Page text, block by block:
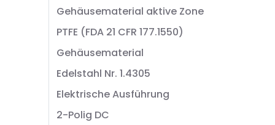
Gehäusematerial aktive Zone
PTFE (FDA 21 CFR 177.1550)
Gehäusematerial
Edelstahl Nr. 1.4305
Elektrische Ausführung
2-Polig DC